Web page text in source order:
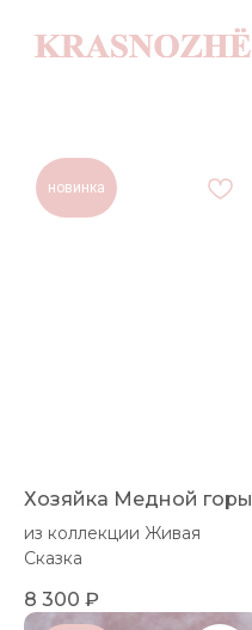
новинка
Хозяйка Медной горы
из коллекции Живая
Сказка
8 300 ₽